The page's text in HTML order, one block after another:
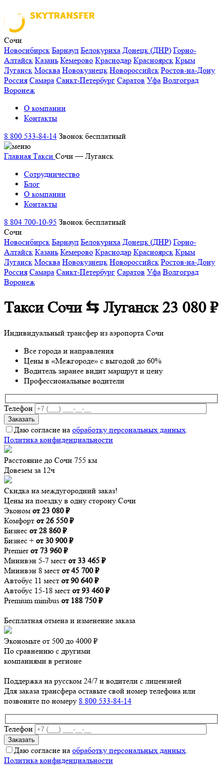
Сочи
Новосибирск Барнаул Белокуриха Донецк (ДНР) Горно-
Алтайск Казань Кемерово Краснодар Красноярск Крым
Луганск Москва Новокузнецк Новороссийск Ростов-на-Дону
Россия Самара Санкт-Петербург Саратов Уфа Волгоград
Воронеж
О компании
Контакты
8 800 533-84-14 Звонок бесплатный
Главная Такси Сочи — Луганск
Сотрудничество
Блог
О компании
Контакты
8 804 700-10-95 Звонок бесплатный
Сочи
Новосибирск Барнаул Белокуриха Донецк (ДНР) Горно-
Алтайск Казань Кемерово Краснодар Красноярск Крым
Луганск Москва Новокузнецк Новороссийск Ростов-на-Дону
Россия Самара Санкт-Петербург Саратов Уфа Волгоград
Воронеж
Такси Сочи ⇆ Луганск23 080 ₽
Индивидуальный трансфер из аэропорта Сочи
Все города и направления
Цены в «Межгороде» с выгодой до 60%
Водитель заранее видит маршрут и цену
Профессиональные водители
Телефон
Даю согласие на обработку персональных данных.
Политика конфиденциальности
Расстояние до Сочи 755 км
Довезем за 12ч
Скидка на междугородний заказ!
Цены на поездку в одну сторону Сочи
Эконом от 23 080 ₽
Комфорт от 26 550 ₽
Бизнес от 28 860 ₽
Бизнес + от 30 900 ₽
Premier от 73 960 ₽
Минивэн 5-7 мест от 33 465 ₽
Минивэн 8 мест от 45 700 ₽
Автобус 11 мест от 90 640 ₽
Автобус 15-18 мест от 93 460 ₽
Premium minibus от 188 750 ₽
Бесплатная отмена и изменение заказа
Экономьте от 500 до 4000 ₽
По сравнению с другими
компаниями в регионе
Поддержка на русском 24/7 и водители с лицензией
Для заказа трансфера оставьте свой номер телефона или
позвоните по номеру 8 800 533-84-14
Телефон
Даю согласие на обработку персональных данных.
Политика конфиденциальности